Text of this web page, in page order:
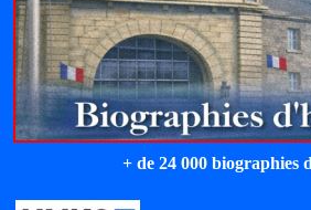
+ de 24 000 biographies